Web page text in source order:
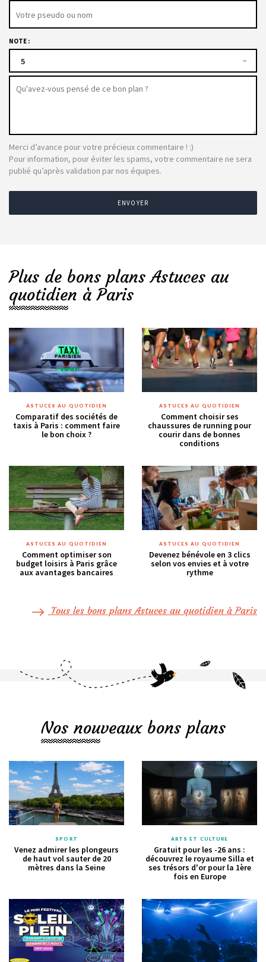
NOTE :
5
Merci d’avance pour votre précieux commentaire ! :)
Pour information, pour éviter les spams, votre commentaire ne sera
publié qu’après validation par nos équipes.
ENVOYER
Plus de bons plans Astuces au
quotidien à Paris
ASTUCES AU QUOTIDIEN
Comparatif des sociétés de
taxis à Paris : comment faire
le bon choix ?
ASTUCES AU QUOTIDIEN
Comment choisir ses
chaussures de running pour
courir dans de bonnes
conditions
ASTUCES AU QUOTIDIEN
Comment optimiser son
budget loisirs à Paris grâce
aux avantages bancaires
ASTUCES AU QUOTIDIEN
Devenez bénévole en 3 clics
selon vos envies et à votre
rythme
Tous les bons plans Astuces au quotidien à Paris
Nos nouveaux bons plans
SPORT
Venez admirer les plongeurs
de haut vol sauter de 20
mètres dans la Seine
ARTS ET CULTURE
Gratuit pour les -26 ans :
découvrez le royaume Silla et
ses trésors d'or pour la 1ère
fois en Europe